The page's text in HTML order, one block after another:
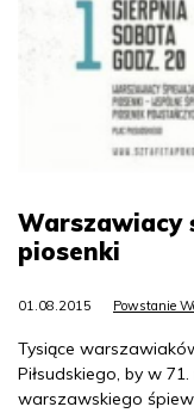
Warszawiacy
piosenki
01.08.2015 Powstanie
Tysiące
Piłsudskiego, by w
warszawskiego